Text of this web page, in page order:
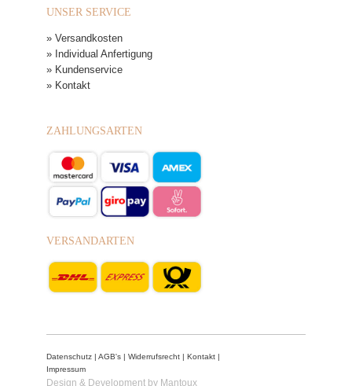
UNSER SERVICE
» Versandkosten
» Individual Anfertigung
» Kundenservice
» Kontakt
ZAHLUNGSARTEN
VERSANDARTEN
Datenschutz AGB's Widerrufsrecht Kontakt
Impressum
Design & Development by Mantoux